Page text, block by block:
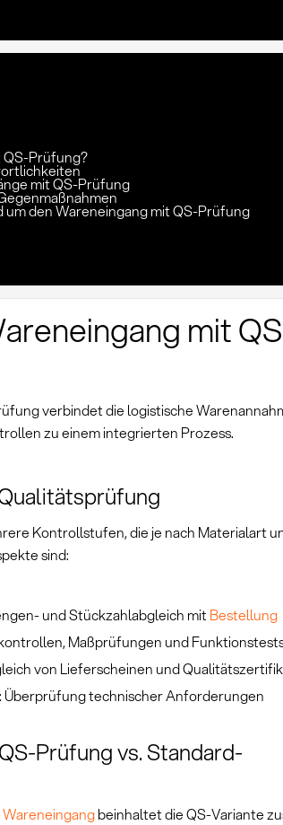
QS-Prüfung?
mit QS-Prüfung
den Wareneingang mit QS-Prüfung
mit
verbindet die logistische
zu einem integrierten Prozess.
Kontrollstufen, die je nach Materialart
sind:
und Stückzahlabgleich mit Bestellung
Maßprüfungen und
von Lieferscheinen und
technischer Anforderungen
Prüfung vs. Standard-
Wareneingangbeinhaltet die QS-Variante